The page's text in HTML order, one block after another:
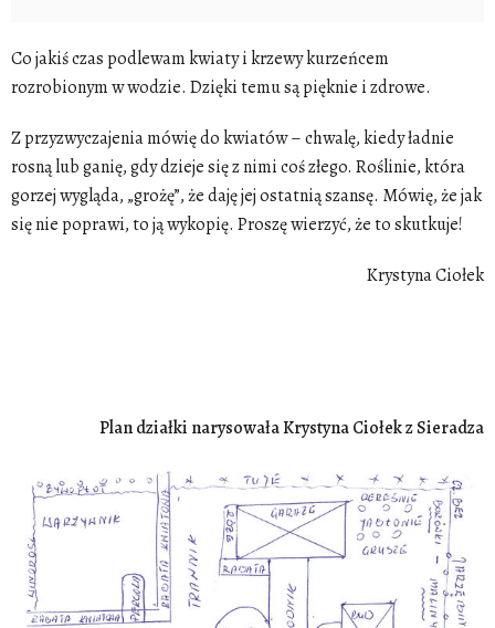
Co jakiś czas podlewam kwiaty i krzewy kurzeńcem
rozrobionym w wodzie. Dzięki temu są pięknie i zdrowe.
Z przyzwyczajenia mówię dokwiatów– chwalę, kiedy ładnie
rosną lub ganię, gdy dzieje się z nimi coś złego. Roślinie, która
gorzej wygląda, „grożę”, że daję jej ostatnią szansę. Mówię, że jak
się nie poprawi, to ją wykopię. Proszę wierzyć, że to skutkuje!
Krystyna Ciołek
Plan działki narysowała Krystyna Ciołek z Sieradza